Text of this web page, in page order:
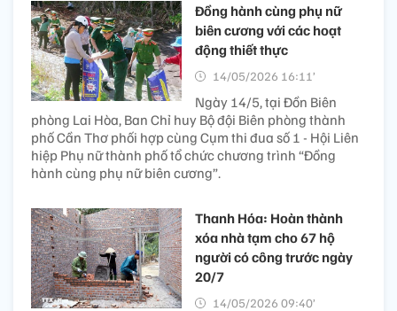
Đồng hành cùng phụ nữ
biên cương với các hoạt
động thiết thực
14/05/2026 16:11’
Ngày 14/5, tại Đồn Biên
phòng Lai Hòa, Ban Chỉ huy Bộ đội Biên phòng thành
phố Cần Thơ phối hợp cùng Cụm thi đua số 1 - Hội Liên
hiệp Phụ nữ thành phố tổ chức chương trình “Đồng
hành cùng phụ nữ biên cương”.
Thanh Hóa: Hoàn thành
xóa nhà tạm cho 67 hộ
người có công trước ngày
20/7
14/05/2026 09:40’